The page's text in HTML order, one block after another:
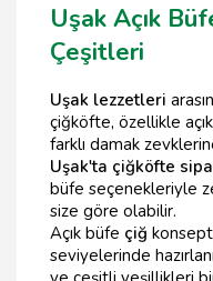
Uşak Açık
Çeşitleri
Uşak lezzetleri
çiğköfte, özellikle
farklı damak
Uşak'ta çiğköfte
büfe seçenekleriyle
size göre olabilir.
Açık büfe çiğ
seviyelerinde